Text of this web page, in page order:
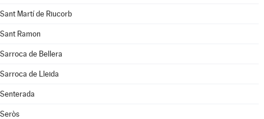
Sant Martí de Riucorb
Sant Ramon
Sarroca de Bellera
Sarroca de Lleida
Senterada
Seròs